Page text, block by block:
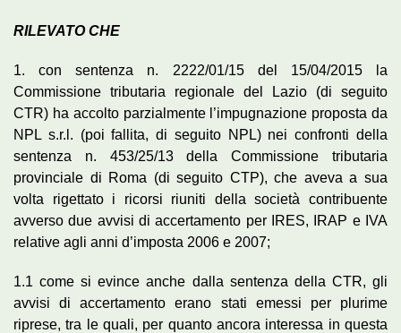
RILEVATO CHE
1. con sentenza n. 2222/01/15 del 15/04/2015 la
Commissione tributaria regionale del Lazio (di seguito
CTR) ha accolto parzialmente l’impugnazione proposta da
NPL s.r.l. (poi fallita, di seguito NPL) nei confronti della
sentenza n. 453/25/13 della Commissione tributaria
provinciale di Roma (di seguito CTP), che aveva a sua
volta rigettato i ricorsi riuniti della società contribuente
avverso due avvisi di accertamento per IRES, IRAP e IVA
relative agli anni d’imposta 2006 e 2007;
1.1 come si evince anche dalla sentenza della CTR, gli
avvisi di accertamento erano stati emessi per plurime
riprese, tra le quali, per quanto ancora interessa in questa